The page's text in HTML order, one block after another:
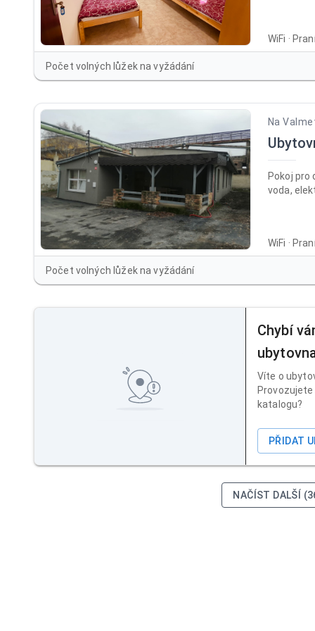
WiFi ·
Počet volných lůžek na vyžádání
Na
Pokoj pro
voda,
WiFi ·
Počet volných lůžek na vyžádání
Chybí
Víte o
katalogu?
PŘIDAT
NAČÍST DALŠÍ